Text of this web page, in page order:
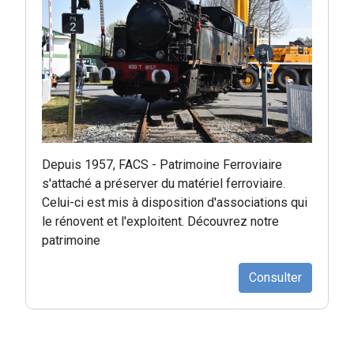
Depuis 1957, FACS - Patrimoine Ferroviaire
s'attaché a préserver du matériel ferroviaire.
Celui-ci est mis à disposition d'associations qui
le rénovent et l'exploitent. Découvrez notre
patrimoine
Consulter